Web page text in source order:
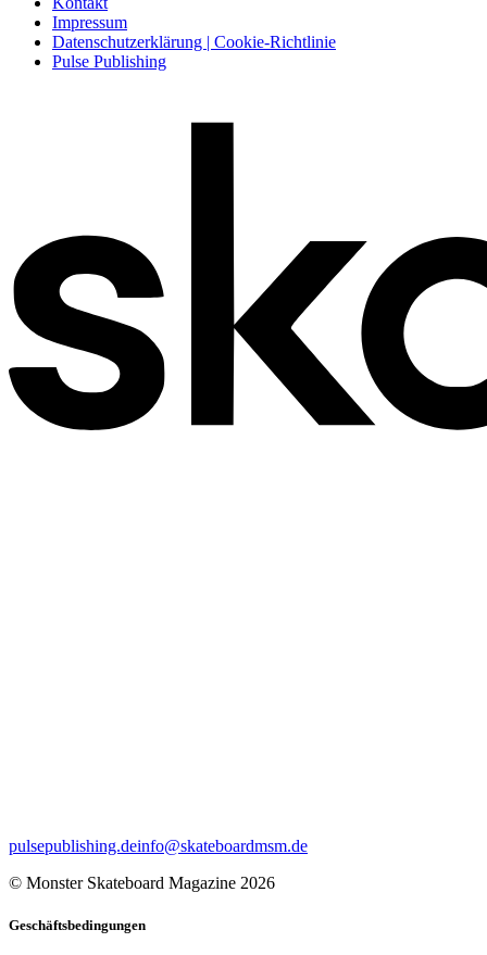
Impressum
Datenschutzerklärung | Cookie-Richtlinie
Pulse Publishing
pulsepublishing.deinfo@skateboardmsm.de
© Monster Skateboard Magazine 2026
Geschäftsbedingungen